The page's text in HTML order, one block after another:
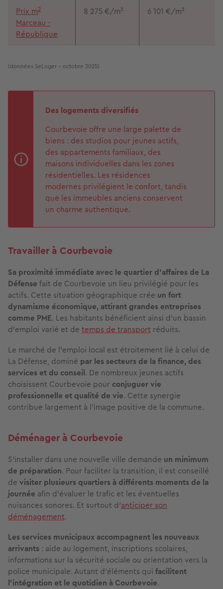
Prix m2
Marceau -
République
8 275 €/m² 6 101 €/m²
(données SeLoger - octobre 2025)
Des logements diversifiés
Courbevoie offre une large palette de
biens : des studios pour jeunes actifs,
des appartements familiaux, des
maisons individuelles dans les zones
résidentielles. Les résidences
modernes privilégient le confort, tandis
que les immeubles anciens conservent
un charme authentique.
Travailler à Courbevoie
Sa proximité immédiate avec le quartier d’affaires de La
Défense fait de Courbevoie un lieu privilégié pour les
actifs. Cette situation géographique crée un fort
dynamisme économique, attirant grandes entreprises
comme PME. Les habitants bénéficient ainsi d’un bassin
d’emploi varié et de temps de transport réduits.
Le marché de l’emploi local est étroitement lié à celui de
La Défense, dominé par les secteurs de la finance, des
services et du conseil. De nombreux jeunes actifs
choisissent Courbevoie pour conjuguer vie
professionnelle et qualité de vie. Cette synergie
contribue largement à l’image positive de la commune.
Déménager à Courbevoie
S’installer dans une nouvelle ville demande un minimum
de préparation. Pour faciliter la transition, il est conseillé
de visiter plusieurs quartiers à différents moments de la
journée afin d’évaluer le trafic et les éventuelles
nuisances sonores. Et surtout d'anticiper son
déménagement.
Les services municipaux accompagnent les nouveaux
arrivants : aide au logement, inscriptions scolaires,
informations sur la sécurité sociale ou orientation vers la
police municipale. Autant d’éléments qui facilitent
l’intégration et le quotidien à Courbevoie.